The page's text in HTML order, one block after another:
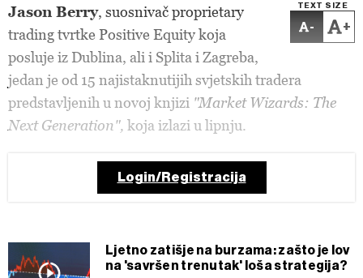
TEXT SIZE
- +
Jason Berry, suosnivač proprietary
trading tvrtke Positive Equity koja
posluje iz Dublina, ali i Splita i Zagreba,
jedan je od 15 najistaknutijih svjetskih tradera
predstavljenih u novoj knjizi "Market Wizards: The
Next Generation", koja izlazi u lipnju.
Login/Registracija
Ljetno zatišje na burzama: zašto je lov
na 'savršen trenutak' loša strategija?